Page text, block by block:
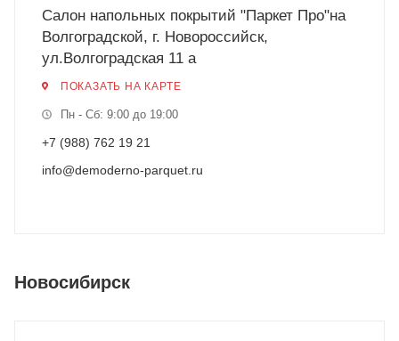
Салон напольных покрытий "Паркет Про"на
Волгоградской, г. Новороссийск,
ул.Волгоградская 11 а
ПОКАЗАТЬ НА КАРТЕ
Пн - Сб: 9:00 до 19:00
+7 (988) 762 19 21
info@demoderno-parquet.ru
Новосибирск